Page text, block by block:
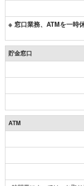
※ 窓口業務、ATMを一時
貯金窓口
ATM